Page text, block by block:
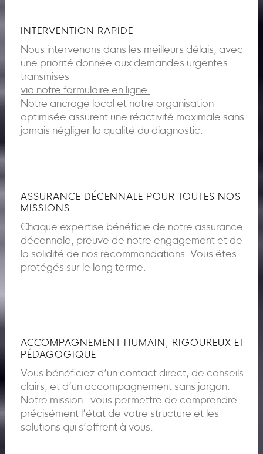
INTERVENTION RAPIDE
Nous intervenons dans les meilleurs délais, avec
une priorité donnée aux demandes urgentes
transmises
via notre formulaire en ligne.
Notre ancrage local et notre organisation
optimisée assurent une réactivité maximale sans
jamais négliger la qualité du diagnostic.
ASSURANCE DÉCENNALE POUR TOUTES NOS
MISSIONS
Chaque expertise bénéficie de notre assurance
décennale, preuve de notre engagement et de
la solidité de nos recommandations. Vous êtes
protégés sur le long terme.
ACCOMPAGNEMENT HUMAIN, RIGOUREUX ET
PÉDAGOGIQUE
Vous bénéficiez d’un contact direct, de conseils
clairs, et d’un accompagnement sans jargon.
Notre mission : vous permettre de comprendre
précisément l’état de votre structure et les
solutions qui s’offrent à vous.